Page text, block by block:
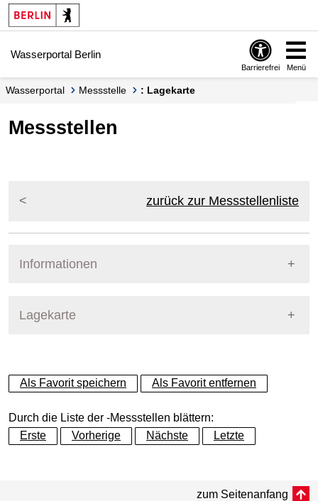
Springe zur Navigation
Springe zum Inhalt
Wasserportal Berlin
Barrierefrei Menü
Wasserportal Messstelle : Lagekarte
Messstellen
zurück zur Messstellenliste
Informationen
Lagekarte
+
−
Als Favorit speichern Als Favorit entfernen
Durch die Liste der -Messstellen blättern:
Erste
Vorherige Nächste Letzte
zum Seitenanfang